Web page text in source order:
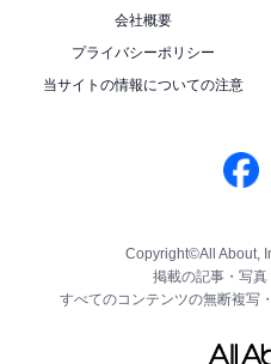
会社概要
プライバシーポリシー
当サイトの情報についての注意
Copyright©All About,
掲載の記事・写真
すべてのコンテンツの無断複写